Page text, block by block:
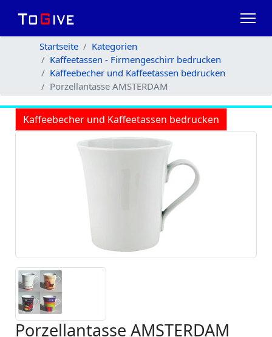
Startseite
Kategorien
Kaffeetassen - Firmengeschirr bedrucken
Kaffeebecher und Kaffeetassen bedrucken
Porzellantasse AMSTERDAM
Kaffeebecher und Kaffeetassen bedrucken
Porzellantasse AMSTERDAM